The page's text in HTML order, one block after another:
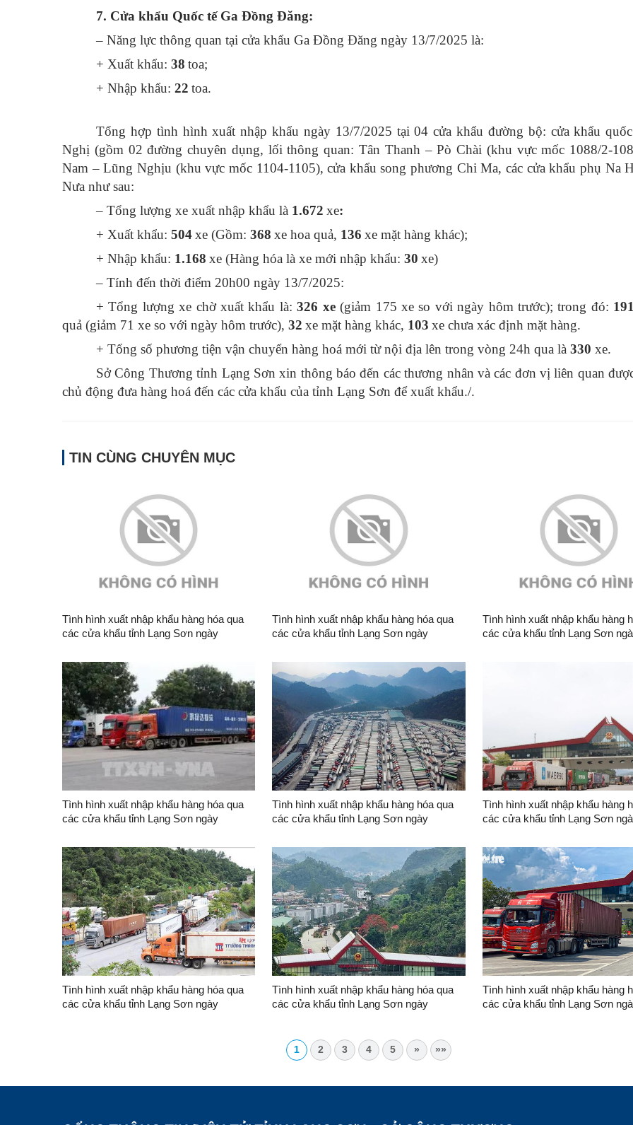
7. Cửa khẩu Quốc tế Ga Đồng Đăng:
– Năng lực thông quan tại cửa khẩu Ga Đồng Đăng ngày 13/7/2025 là:
+ Xuất khẩu: 38 toa;
+ Nhập khẩu: 22 toa.
Tổng hợp tình hình xuất nhập khẩu ngày 13/7/2025 tại 04 cửa khẩu đường bộ: cửa khẩu
Nghị (gồm 02 đường chuyên dụng, lối thông quan: Tân Thanh – Pò Chài (khu vực mốc 1088/2-
Nam – Lũng Nghịu (khu vực mốc 1104-1105), cửa khẩu song phương Chi Ma, các cửa khẩu phụ Na
Nưa như sau:
– Tổng lượng xe xuất nhập khẩu là 1.672 xe:
+ Xuất khẩu: 504xe (Gồm: 368 xe hoa quả, 136 xe mặt hàng khác);
+ Nhập khẩu: 1.168 xe (Hàng hóa là xe mới nhập khẩu: 30 xe)
– Tính đến thời điểm 20h00 ngày 13/7/2025:
+ Tổng lượng xe chờ xuất khẩu là: 326 xe(giảm 175 xeso với ngày hôm trước); trong đó: 191
quả (giảm 71 xe so với ngày hôm trước), 32 xe mặt hàng khác, 103 xe chưa xác định mặt hàng.
+ Tổng số phương tiện vận chuyển hàng hoá mới từ nội địa lên trong vòng 24h qua là 330 xe.
Sở Công Thương tỉnh Lạng Sơn xin thông báo đến các thương nhân và các đơn vị liên quan
chủ động đưa hàng hoá đến các cửa khẩu của tỉnh Lạng Sơn để xuất khẩu./.
TIN CÙNG CHUYÊN MỤC
Tình hình xuất nhập khẩu hàng hóa qua
các cửa khẩu tỉnh Lạng Sơn ngày
Tình hình xuất nhập khẩu hàng hóa qua
các cửa khẩu tỉnh Lạng Sơn ngày
Tình hình xuất nhập khẩu hàng
các cửa khẩu tỉnh Lạng Sơn
Tình hình xuất nhập khẩu hàng hóa qua
các cửa khẩu tỉnh Lạng Sơn ngày
Tình hình xuất nhập khẩu hàng hóa qua
các cửa khẩu tỉnh Lạng Sơn ngày
Tình hình xuất nhập khẩu hàng
các cửa khẩu tỉnh Lạng Sơn
Tình hình xuất nhập khẩu hàng hóa qua
các cửa khẩu tỉnh Lạng Sơn ngày
Tình hình xuất nhập khẩu hàng hóa qua
các cửa khẩu tỉnh Lạng Sơn ngày
Tình hình xuất nhập khẩu hàng
các cửa khẩu tỉnh Lạng Sơn
1 2 3 4 5 » »»